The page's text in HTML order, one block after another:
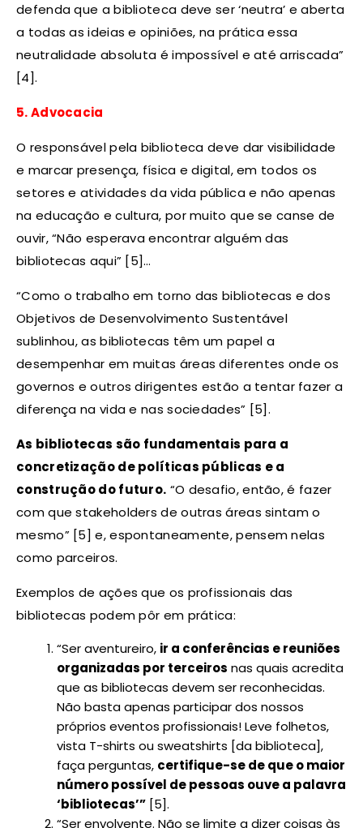
defenda que a biblioteca deve ser ‘neutra’ e aberta
a todas as ideias e opiniões, na prática essa
neutralidade absoluta é impossível e até arriscada”
[4].
5. Advocacia
O responsável pela biblioteca deve dar visibilidade
e marcar presença, física e digital, em todos os
setores e atividades da vida pública e não apenas
na educação e cultura, por muito que se canse de
ouvir, “Não esperava encontrar alguém das
bibliotecas aqui” [5]…
“Como o trabalho em torno das bibliotecas e dos
Objetivos de Desenvolvimento Sustentável
sublinhou, as bibliotecas têm um papel a
desempenhar em muitas áreas diferentes onde os
governos e outros dirigentes estão a tentar fazer a
diferença na vida e nas sociedades” [5].
As bibliotecas são fundamentais para a
concretização de políticas públicas e a
construção do futuro. “O desafio, então, é fazer
com que stakeholders de outras áreas sintam o
mesmo” [5] e, espontaneamente, pensem nelas
como parceiros.
Exemplos de ações que os profissionais das
bibliotecas podem pôr em prática:
“Ser aventureiro, ir a conferências e reuniões
organizadas por terceiros nas quais acredita
que as bibliotecas devem ser reconhecidas.
Não basta apenas participar dos nossos
próprios eventos profissionais! Leve folhetos,
vista T-shirts ou sweatshirts [da biblioteca],
faça perguntas, certifique-se de que o maior
número possível de pessoas ouve a palavra
‘bibliotecas’” [5].
“Ser envolvente. Não se limite a dizer coisas às